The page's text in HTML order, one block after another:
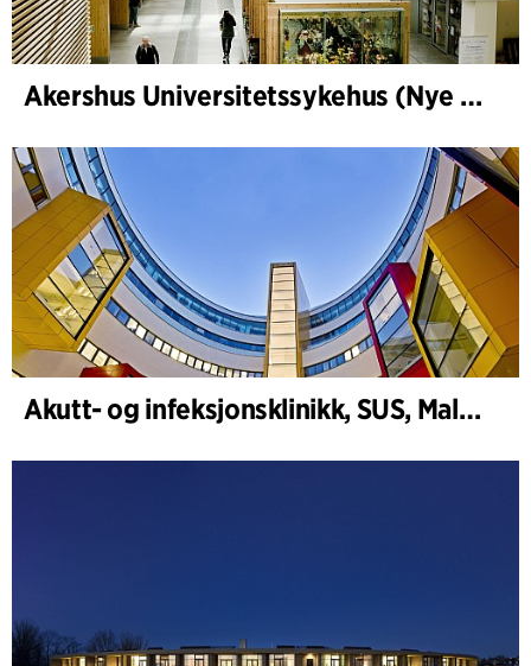
Akershus Universitetssykehus (Nye Ahus)
Akutt- og infeksjonsklinikk, SUS, Malmö